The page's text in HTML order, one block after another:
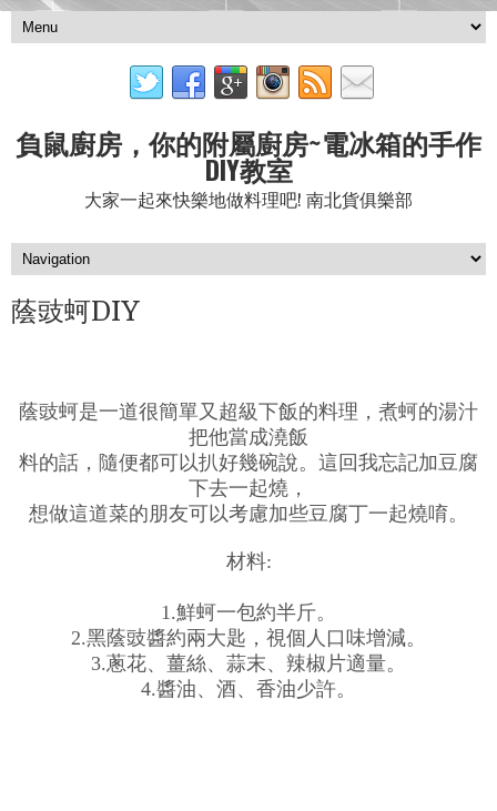
負鼠廚房，你的附屬廚房~電冰箱的手作
DIY教室
大家一起來快樂地做料理吧! 南北貨俱樂部
蔭豉蚵DIY
蔭豉蚵是一道很簡單又超級下飯的料理，煮蚵的湯汁
把他當成澆飯
料的話，隨便都可以扒好幾碗說。這回我忘記加豆腐
下去一起燒，
想做這道菜的朋友可以考慮加些豆腐丁一起燒唷。
材料:
1.鮮蚵一包約半斤。
2.黑蔭豉醬約兩大匙，視個人口味增減。
3.蔥花、薑絲、蒜末、辣椒片適量。
4.醬油、酒、香油少許。